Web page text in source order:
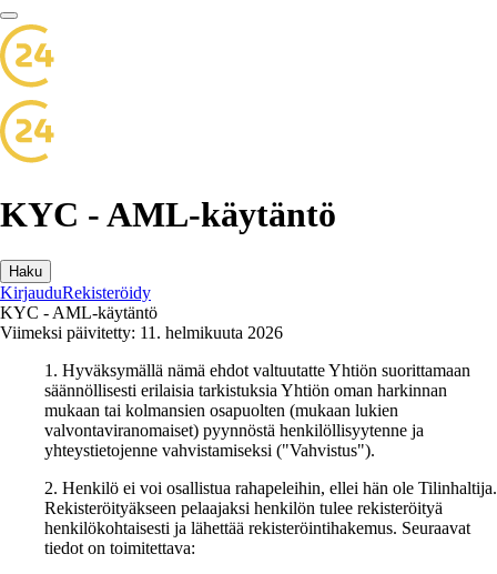
KYC - AML-käytäntö
Haku
KirjauduRekisteröidy
KYC - AML-käytäntö
Viimeksi päivitetty: 11. helmikuuta 2026
1. Hyväksymällä nämä ehdot valtuutatte Yhtiön suorittamaan
säännöllisesti erilaisia tarkistuksia Yhtiön oman harkinnan
mukaan tai kolmansien osapuolten (mukaan lukien
valvontaviranomaiset) pyynnöstä henkilöllisyytenne ja
yhteystietojenne vahvistamiseksi ("Vahvistus").
2. Henkilö ei voi osallistua rahapeleihin, ellei hän ole Tilinhaltija.
Rekisteröityäkseen pelaajaksi henkilön tulee rekisteröityä
henkilökohtaisesti ja lähettää rekisteröintihakemus. Seuraavat
tiedot on toimitettava: